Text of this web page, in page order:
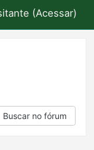
(Acessar)
Buscar no fórum